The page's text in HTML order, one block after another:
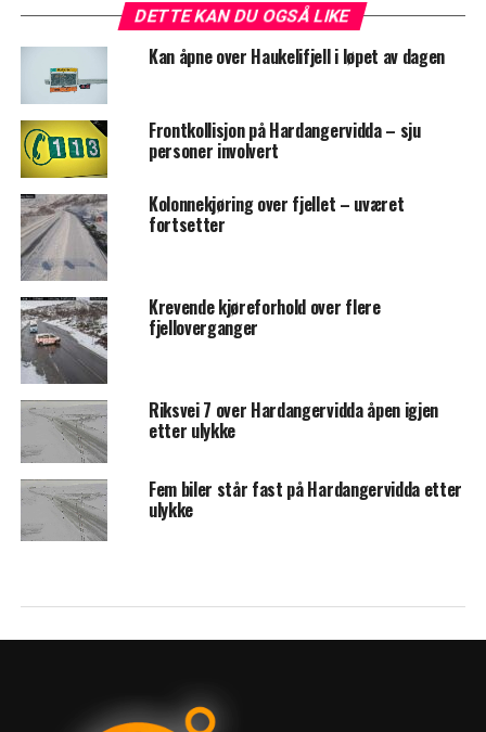
DETTE KAN DU OGSÅ LIKE
Kan åpne over Haukelifjell i løpet av dagen
Frontkollisjon på Hardangervidda – sju
personer involvert
Kolonnekjøring over fjellet – uværet
fortsetter
Krevende kjøreforhold over flere
fjelloverganger
Riksvei 7 over Hardangervidda åpen igjen
etter ulykke
Fem biler står fast på Hardangervidda etter
ulykke